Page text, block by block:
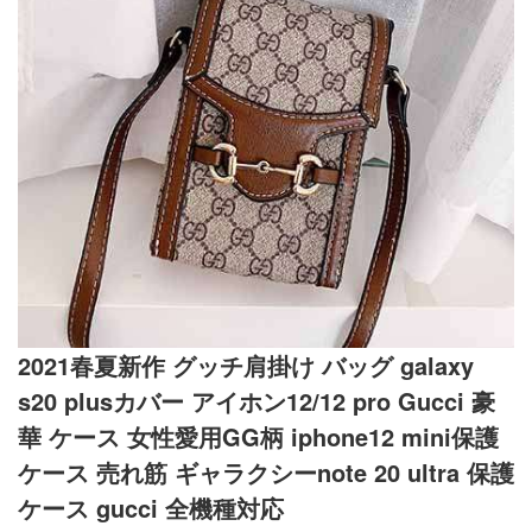
2021春夏新作 グッチ肩掛け バッグ galaxy
s20 plusカバー アイホン12/12 pro Gucci 豪
華 ケース 女性愛用GG柄 iphone12 mini保護
ケース 売れ筋 ギャラクシーnote 20 ultra 保護
ケース gucci 全機種対応